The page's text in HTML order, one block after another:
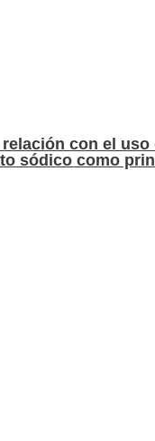
con el
sódico como